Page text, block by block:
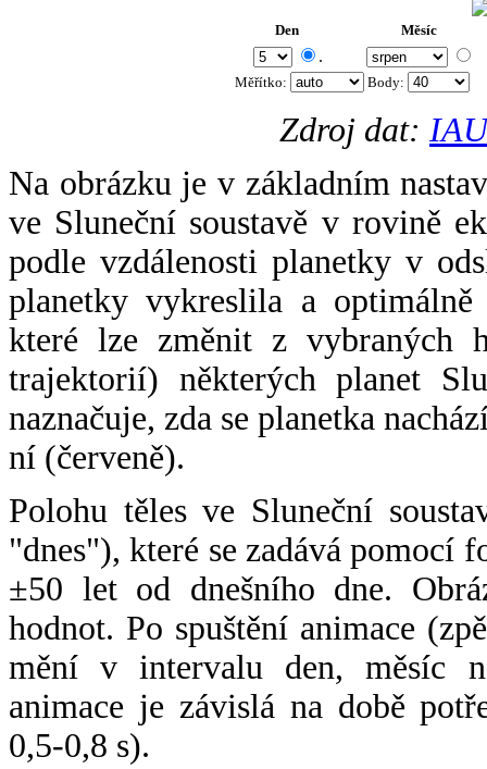
Den Měsíc
.
Měřítko: Body:
Zdroj dat:
Na obrázku je v základním
ve Sluneční soustavě v rovině
podle vzdálenosti planetky v
planetky vykreslila a
které lze změnit z vybraných
trajektorií) některých planet
naznačuje, zda se planetka
ní (červeně).
Polohu těles ve Sluneční
"dnes"), které se zadává pomocí
±50 let od dnešního dne.
hodnot. Po spuštění animace
mění v intervalu den, měsíc
animace je závislá na době
0,5-0,8 s).